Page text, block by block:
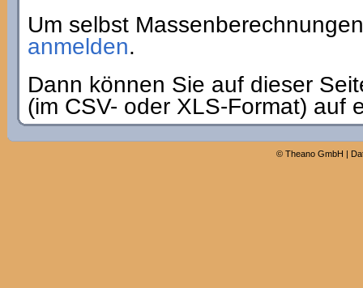
Um selbst
anmelden.
Dann können Sie auf dieser
(im CSV- oder XLS-Format) auf
© Theano GmbH |